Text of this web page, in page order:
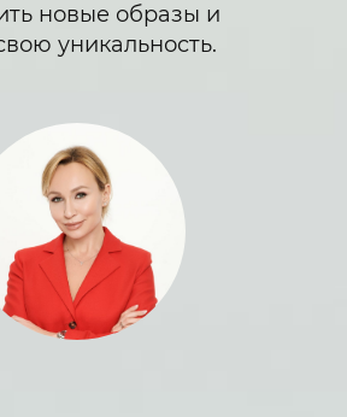
новые образы и
уникальность.